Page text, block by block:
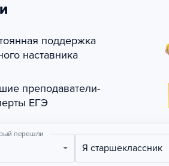
поддержка
наставника
преподаватели-
ЕГЭ
перешли
Я старшеклассник